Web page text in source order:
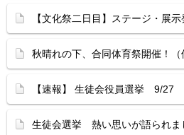
【文化祭二日目】ステージ・
秋晴れの下、合同体育祭開催！
【速報】 生徒会役員選挙 9/27
生徒会選挙 熱い思いが語られま